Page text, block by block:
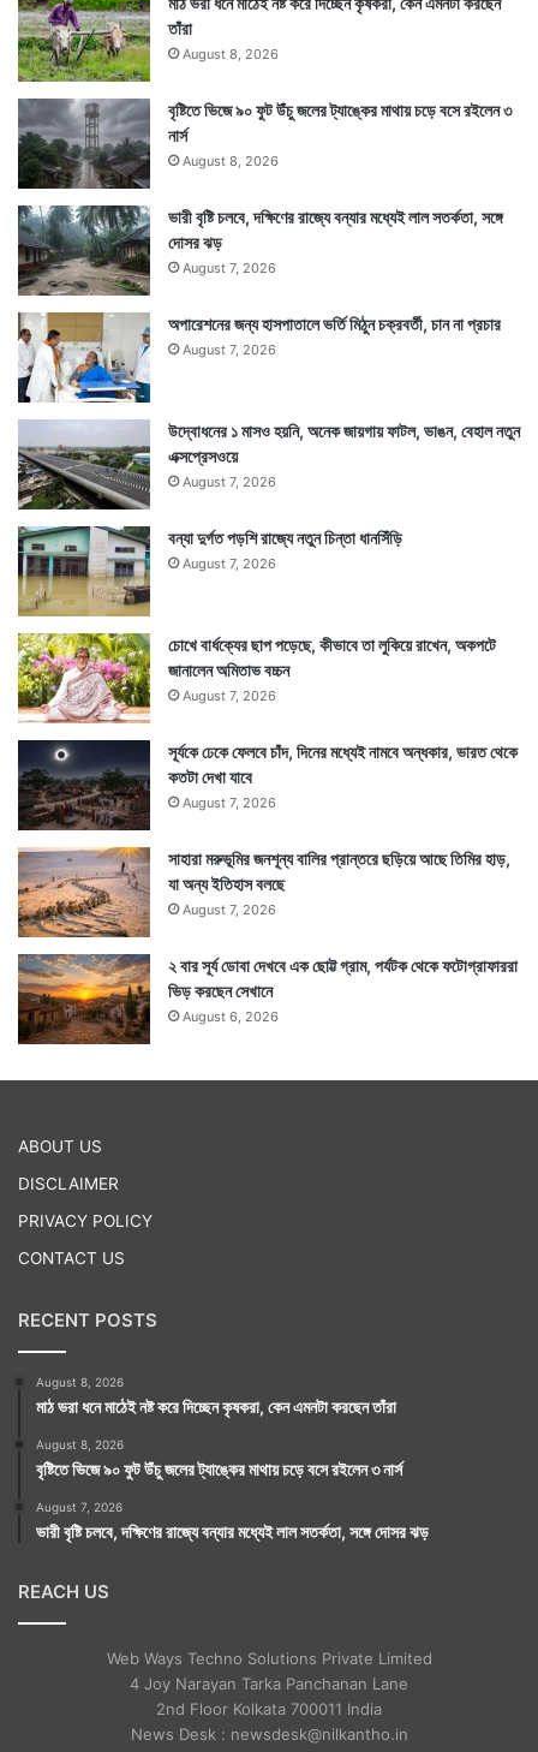
অতিথিরা। মালাবদলের পর ফের বেলুন নেমে আসে মাটিতে।
Tags National News
তাঁরা
August 8, 2026
বৃষ্টিতে ভিজে ৯০ ফুট উঁচু জলের ট্যাঙ্কের মাথায় চড়ে বসে রইলেন ৩
নার্স
August 8, 2026
ভারী বৃষ্টি চলবে, দক্ষিণের রাজ্যে বন্যার মধ্যেই লাল সতর্কতা, সঙ্গে
দোসর ঝড়
August 7, 2026
অপারেশনের জন্য হাসপাতালে ভর্তি মিঠুন চক্রবর্তী, চান না প্রচার
August 7, 2026
উদ্বোধনের ১ মাসও হয়নি, অনেক জায়গায় ফাটল, ভাঙন, বেহাল নতুন
এক্সপ্রেসওয়ে
August 7, 2026
বন্যা দুর্গত পড়শি রাজ্যে নতুন চিন্তা ধানসিঁড়ি
August 7, 2026
চোখে বার্ধক্যের ছাপ পড়েছে, কীভাবে তা লুকিয়ে রাখেন, অকপটে
জানালেন অমিতাভ বচ্চন
August 7, 2026
সূর্যকে ঢেকে ফেলবে চাঁদ, দিনের মধ্যেই নামবে অন্ধকার, ভারত থেকে
কতটা দেখা যাবে
August 7, 2026
সাহারা মরুভূমির জনশূন্য বালির প্রান্তরে ছড়িয়ে আছে তিমির হাড়,
যা অন্য ইতিহাস বলছে
August 7, 2026
২ বার সূর্য ডোবা দেখবে এক ছোট্ট গ্রাম, পর্যটক থেকে ফটোগ্রাফাররা
ভিড় করছেন সেখানে
August 6, 2026
ABOUT US
DISCLAIMER
PRIVACY POLICY
CONTACT US
RECENT POSTS
August 8, 2026
মাঠ ভরা ধনে মাঠেই নষ্ট করে দিচ্ছেন কৃষকরা, কেন এমনটা করছেন তাঁরা
August 8, 2026
বৃষ্টিতে ভিজে ৯০ ফুট উঁচু জলের ট্যাঙ্কের মাথায় চড়ে বসে রইলেন ৩ নার্স
August 7, 2026
ভারী বৃষ্টি চলবে, দক্ষিণের রাজ্যে বন্যার মধ্যেই লাল সতর্কতা, সঙ্গে দোসর ঝড়
REACH US
Web Ways Techno Solutions Private Limited
4 Joy Narayan Tarka Panchanan Lane
2nd Floor Kolkata 700011 India
News Desk : newsdesk@nilkantho.in